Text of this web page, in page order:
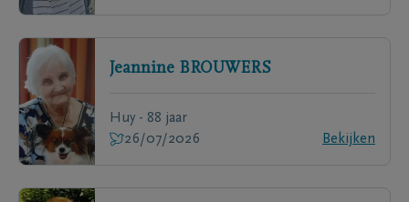
Jeannine BROUWERS
Huy - 88 jaar
26/07/2026
Bekijken